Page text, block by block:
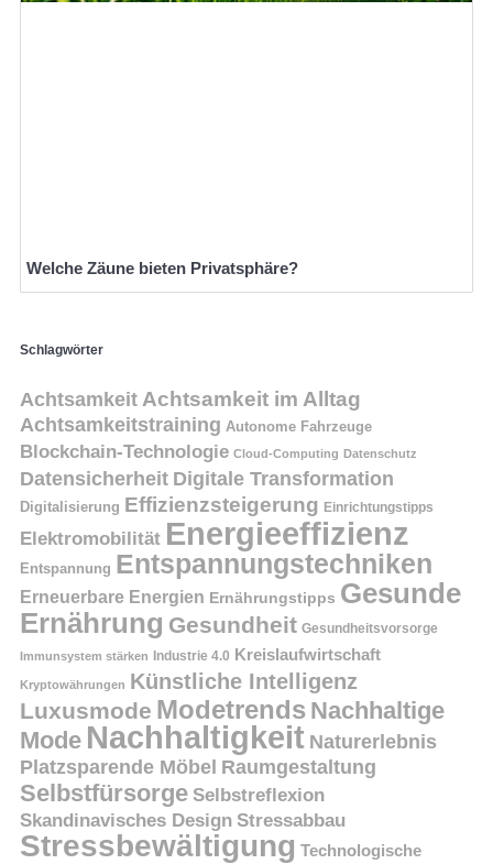
Welche Zäune bieten Privatsphäre?
Schlagwörter
Achtsamkeit Achtsamkeit im Alltag
Achtsamkeitstraining Autonome Fahrzeuge
Blockchain-Technologie Cloud-Computing Datenschutz
Datensicherheit Digitale Transformation
Digitalisierung Effizienzsteigerung Einrichtungstipps
Elektromobilität Energieeffizienz
Entspannung Entspannungstechniken
Erneuerbare Energien Ernährungstipps Gesunde
Ernährung Gesundheit Gesundheitsvorsorge
Immunsystem stärken Industrie 4.0 Kreislaufwirtschaft
Kryptowährungen Künstliche Intelligenz
Luxusmode Modetrends Nachhaltige
Mode Nachhaltigkeit Naturerlebnis
Platzsparende Möbel Raumgestaltung
Selbstfürsorge Selbstreflexion
Skandinavisches Design Stressabbau
Stressbewältigung Technologische